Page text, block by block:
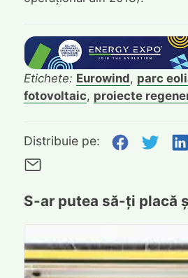
Etichete: Eurowind, parc
fotovoltaic, proiecte
Distribuie pe:
S-ar putea să-ți placă